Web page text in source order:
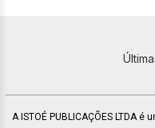
A ISTOÉ PUBLICAÇÕES LTDA